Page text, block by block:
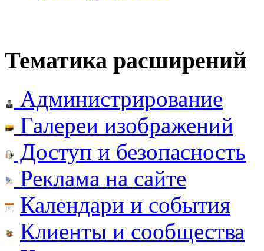
Тематика расширений
Администрирование
Галереи изображений
Доступ и безопасность
Реклама на сайте
Календари и события
Клиенты и сообщества